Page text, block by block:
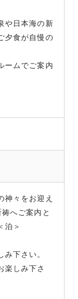
や日本海の新
夕食が自慢の
ームでご案内
神々をお迎え
へご案内と
泊＞
下さい。
楽しみ下さ